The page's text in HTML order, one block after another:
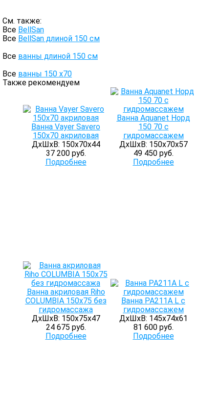
См. также:
Все BellSan
Все BellSan длиной 150 см
Все ванны длиной 150 см
Все ванны 150 х70
Также рекомендуем
Ванна Vayer Savero
150x70 акриловая
ДхШхВ: 150х70х44
37 200 руб.
Подробнее
Ванна Aquanet Норд
150 70 с
гидромассажем
ДхШхВ: 150х70х57
49 450 руб.
Подробнее
Ванна акриловая Riho
COLUMBIA 150x75 без
гидромассажа
ДхШхВ: 150х75х47
24 675 руб.
Подробнее
Ванна PA211A L с
гидромассажем
ДхШхВ: 145х74х61
81 600 руб.
Подробнее